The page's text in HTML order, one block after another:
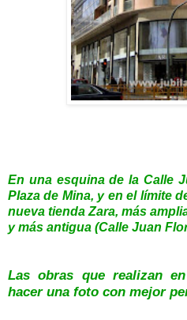
En una esquina de la Calle
Plaza de Mina, y en el límite
nueva tienda Zara, más
y más antigua (Calle Juan
Las obras que realizan
hacer una foto con mejor